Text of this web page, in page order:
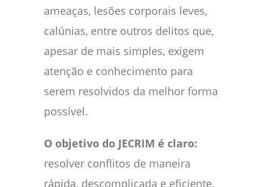
ameaças, lesões corporais leves,
calúnias, entre outros delitos que,
apesar de mais simples, exigem
atenção e conhecimento para
serem resolvidos da melhor forma
possível.
O objetivo do JECRIM é claro:
resolver conflitos de maneira
rápida, descomplicada e eficiente,